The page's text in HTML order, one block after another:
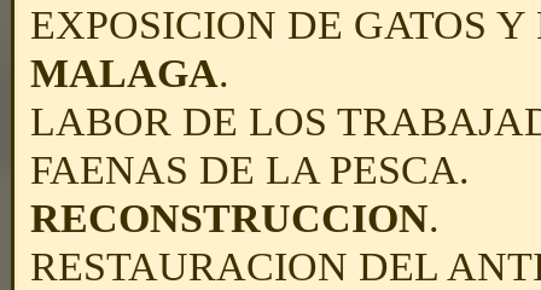
EXPOSICION DE GATOS Y
MALAGA.
LABOR DE LOS
FAENAS DE LA PESCA.
RECONSTRUCCION.
RESTAURACION DEL